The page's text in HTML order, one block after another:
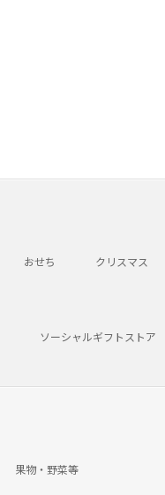
おせち クリスマス
ソーシャルギフトストア
果物・野菜等